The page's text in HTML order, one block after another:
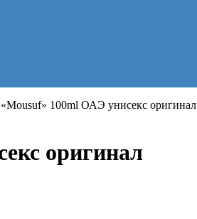
100ml ОАЭ унисекс оригинал
оригинал